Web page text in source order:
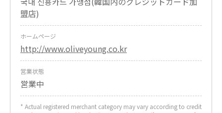
盟店)
ホームページ
http://www.oliveyoung.co.kr
営業状態
営業中
* Actual registered merchant category may vary according to credit